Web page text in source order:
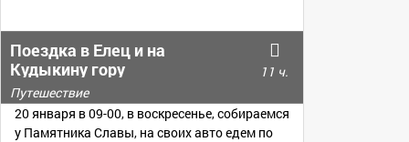
Поездка в Елец и на
Кудыкину гору
11 ч.
Путешествие
20 января в 09-00, в воскресенье, собираемся
у Памятника Славы, на своих авто едем по